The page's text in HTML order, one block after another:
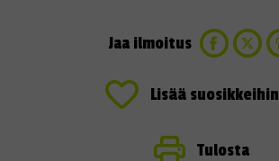
Jaa ilmoitus
Lisää suosikkeihin
Tulosta